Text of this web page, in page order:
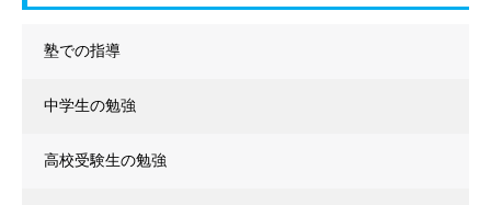
塾での指導
中学生の勉強
高校受験生の勉強